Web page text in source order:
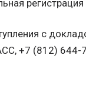
с
+7 (812) 644-